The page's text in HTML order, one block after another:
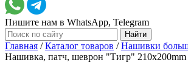
Пишите нам в WhatsApp, Telegram
Главная /Каталог товаров /Нашивки
Нашивка, патч, шеврон "Тигр" 210x200mm